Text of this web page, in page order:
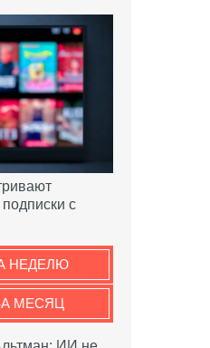
с
НЕДЕЛЮ
МЕСЯЦ